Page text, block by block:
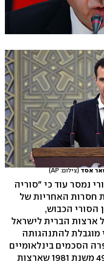
אסד(צילום: AP)
נמסר עוד כי "סוריה
חסרות האחריות של
הסורי הכבוש,
ארצות הברית לישראל
מוגבלת להתנהגותה
הסכמים בינלאומיים
כולל החלטת האו"ם מספר 497 משנת 1981 שארצות